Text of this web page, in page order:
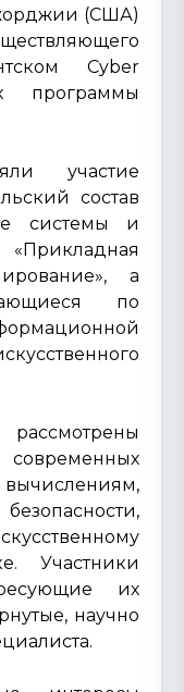
(США)
Cyber
программы
участие
состав
системы и
а
по
Участники
их
научно